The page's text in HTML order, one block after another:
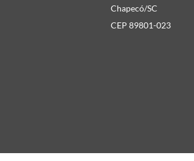
Chapecó/SC
CEP 89801-023